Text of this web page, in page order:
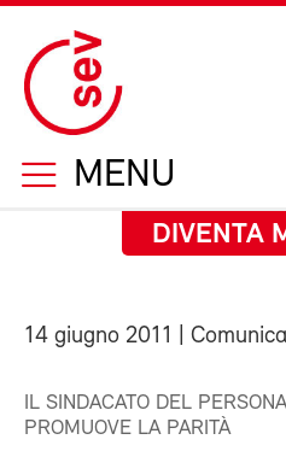
MENU
DIVENTA
14 giugno 2011 |
IL SINDACATO DEL
PROMUOVE LA PARITÀ